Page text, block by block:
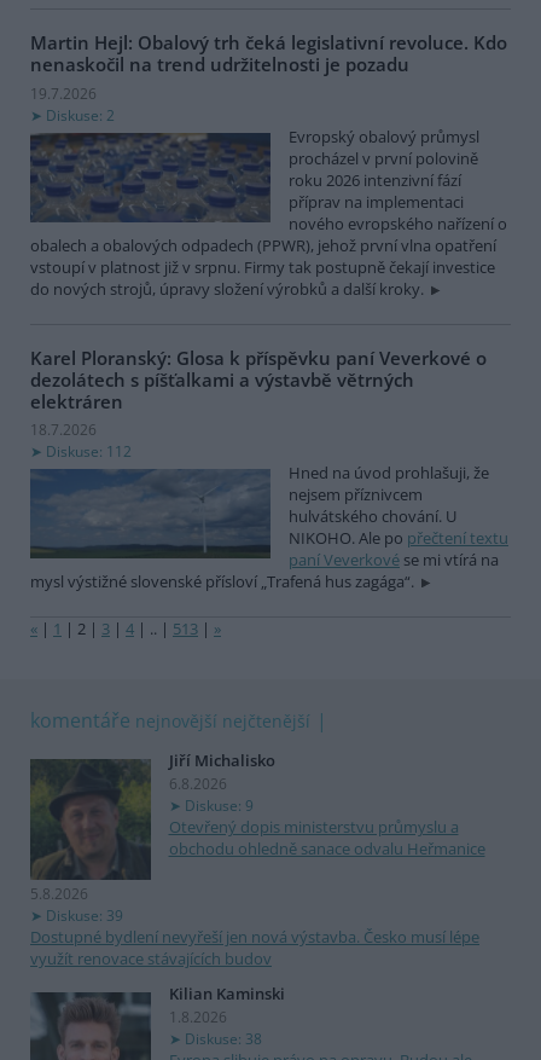
Martin Hejl: Obalový trh čeká legislativní revoluce. Kdo
nenaskočil na trend udržitelnosti je pozadu
19.7.2026
Diskuse: 2
Evropský obalový průmysl
procházel v první polovině
roku 2026 intenzivní fází
příprav na implementaci
nového evropského nařízení o
obalech a obalových odpadech (PPWR), jehož první vlna opatření
vstoupí v platnost již v srpnu. Firmy tak postupně čekají investice
do nových strojů, úpravy složení výrobků a další kroky.
Karel Ploranský: Glosa k příspěvku paní Veverkové o
dezolátech s píšťalkami a výstavbě větrných
elektráren
18.7.2026
Diskuse: 112
Hned na úvod prohlašuji, že
nejsem příznivcem
hulvátského chování. U
NIKOHO. Ale po přečtení textu
paní Veverkové se mi vtírá na
mysl výstižné slovenské přísloví „Trafená hus zagága“.
« | 1 | 2 | 3 | 4 | .. | 513 | »
komentáře nejnovější nejčtenější
Jiří Michalisko
6.8.2026
Diskuse: 9
Otevřený dopis ministerstvu průmyslu a
obchodu ohledně sanace odvalu Heřmanice
5.8.2026
Diskuse: 39
Dostupné bydlení nevyřeší jen nová výstavba. Česko musí lépe
využít renovace stávajících budov
Kilian Kaminski
1.8.2026
Diskuse: 38